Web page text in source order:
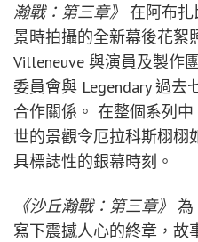
瀚戰：第三章》 在阿布
景時拍攝的全新幕後花絮
Villeneuve 與演員及製作
委員會與 Legendary 過去
合作關係。 在整個系列
世的景觀令厄拉科斯栩栩
具標誌性的銀幕時刻。
《沙丘瀚戰：第三章》 為
寫下震撼人心的終章，故